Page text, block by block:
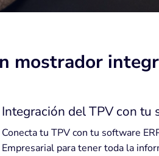
mostrador
Integración del TPV con tu
Conecta tu TPV con tu software
Empresarial para tener toda la